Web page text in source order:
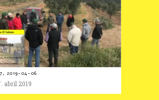
2019-04-06
abril 2019